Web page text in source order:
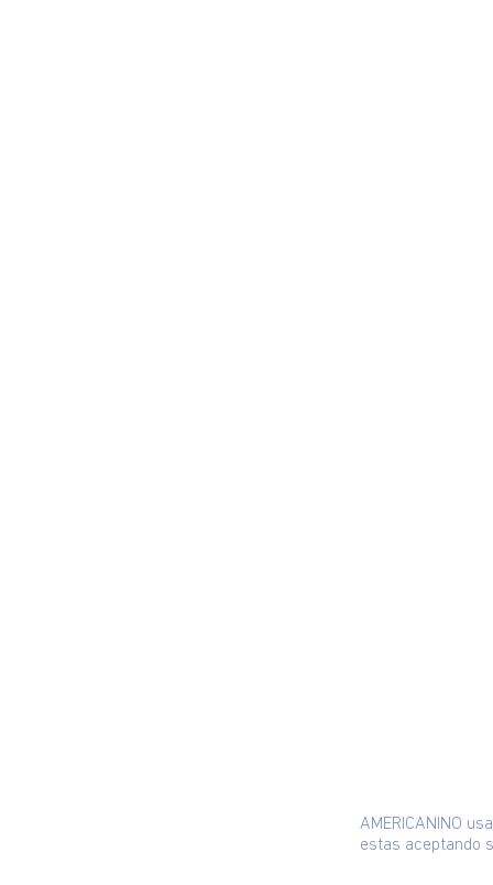
AMERICANINO
estas aceptando